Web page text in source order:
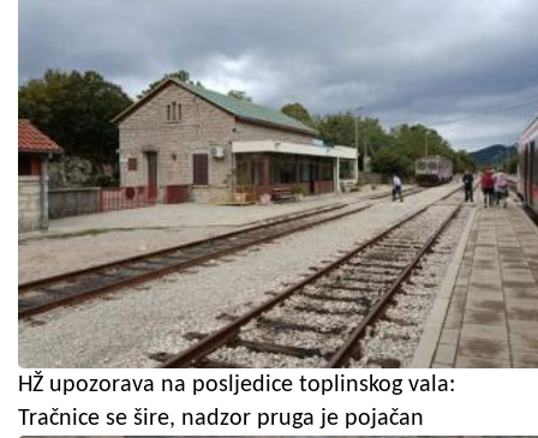
HŽ upozorava na posljedice toplinskog vala:
Tračnice se šire, nadzor pruga je pojačan